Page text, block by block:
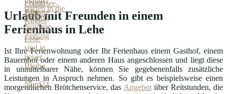
Urlaub mit Freunden in einem
Ferienhaus in Lehe
Ist Ihre Ferienwohnung oder Ihr Ferienhaus einem Gasthof, einem
Bauernhof oder einem anderen Haus angeschlossen und liegt diese
in unmittelbarer Nähe, können Sie gegebenenfalls zusätzliche
Leistungen in Anspruch nehmen. So gibt es beispielsweise einen
morgendlichen Brötchenservice, das Angebotüber Reitstunden, die